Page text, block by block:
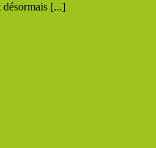
désormais [...]